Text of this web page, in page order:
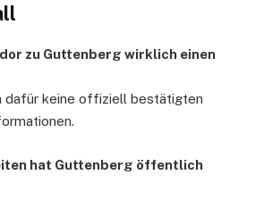
zu Guttenberg wirklich einen
dafür keine offiziell bestätigten
hat Guttenberg öffentlich